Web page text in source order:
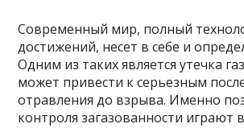
Современный мир, полный
достижений, несет в себе и
Одним из таких является утечка
может привести к серьезным
отравления до взрыва. Именно
контроля загазованности играют